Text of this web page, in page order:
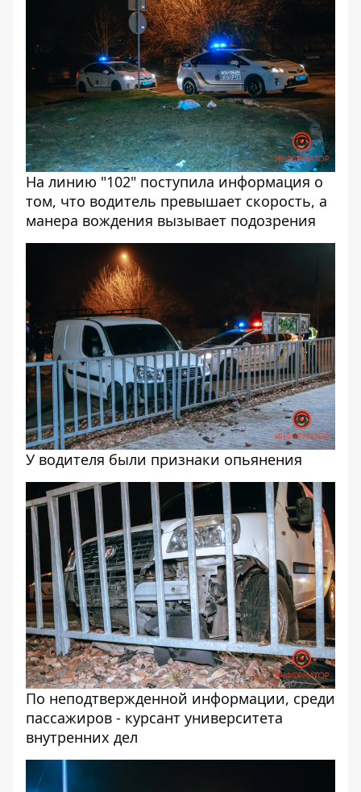
На линию "102" поступила информация о
том, что водитель превышает скорость, а
манера вождения вызывает подозрения
У водителя были признаки опьянения
По неподтвержденной информации, среди
пассажиров - курсант университета
внутренних дел